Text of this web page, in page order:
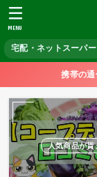
宅配・ネットスーパ
MENU
携帯の
人気商品が貰